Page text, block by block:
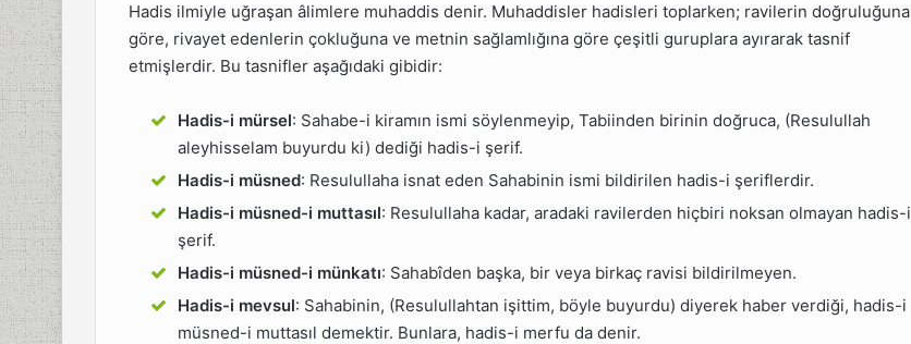
Hadis ilmiyle uğraşan âlimlere muhaddis denir. Muhaddisler hadisleri toplarken; ravilerin doğruluğuna
göre, rivayet edenlerin çokluğuna ve metnin sağlamlığına göre çeşitli guruplara ayırarak tasnif
etmişlerdir. Bu tasnifler aşağıdaki gibidir:
Hadis-i mürsel: Sahabe-i kiramın ismi söylenmeyip, Tabiinden birinin doğruca, (Resulullah
aleyhisselam buyurdu ki) dediği hadis-i şerif.
Hadis-i müsned: Resulullaha isnat eden Sahabinin ismi bildirilen hadis-i şeriflerdir.
Hadis-i müsned-i muttasıl: Resulullaha kadar, aradaki ravilerden hiçbiri noksan olmayan hadis-i
şerif.
Hadis-i müsned-i münkatı: Sahabîden başka, bir veya birkaç ravisi bildirilmeyen.
Hadis-i mevsul: Sahabinin, (Resulullahtan işittim, böyle buyurdu) diyerek haber verdiği, hadis-i
müsned-i muttasıl demektir. Bunlara, hadis-i merfu da denir.